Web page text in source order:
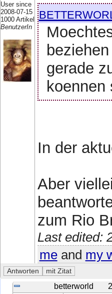
User since
2008-07-15
1000 Artikel
BenutzerIn
gerade
koennen
In der
Aber
zum Rio
Last edited:
meand my
betterworld